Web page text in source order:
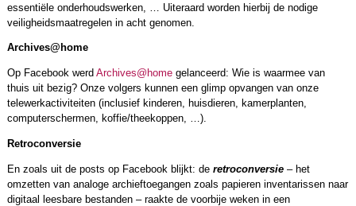
essentiële onderhoudswerken, … Uiteraard worden hierbij de nodige
veiligheidsmaatregelen in acht genomen.
Archives@home
Op Facebook werd Archives@homegelanceerd: Wie is waarmee van
thuis uit bezig? Onze volgers kunnen een glimp opvangen van onze
telewerkactiviteiten (inclusief kinderen, huisdieren, kamerplanten,
computerschermen, koffie/theekoppen, …).
Retroconversie
En zoals uit de posts op Facebook blijkt: de retroconversie– het
omzetten van analoge archieftoegangen zoals papieren inventarissen naar
digitaal leesbare bestanden – raakte de voorbije weken in een